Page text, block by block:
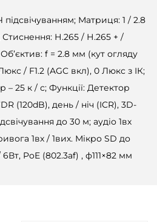
Матриця: 1 / 2.8
Стиснення: Н.265 / Н.265 + /
f = 2.8 мм (кут огляду
/ F1.2 (AGC вкл), 0 Люкс з ІК;
25 к / с; Функції: Детектор
(120dB), день / ніч (ICR), 3D-
до 30 м; аудіо 1вх
1вх / 1вих. Мікро SD до
6Вт, PoE (802.3af) , ф111×82 мм